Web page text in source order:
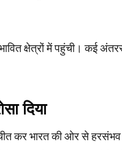
क्षेत्रों में पहुंची। कई
दिया
कर भारत की ओर से